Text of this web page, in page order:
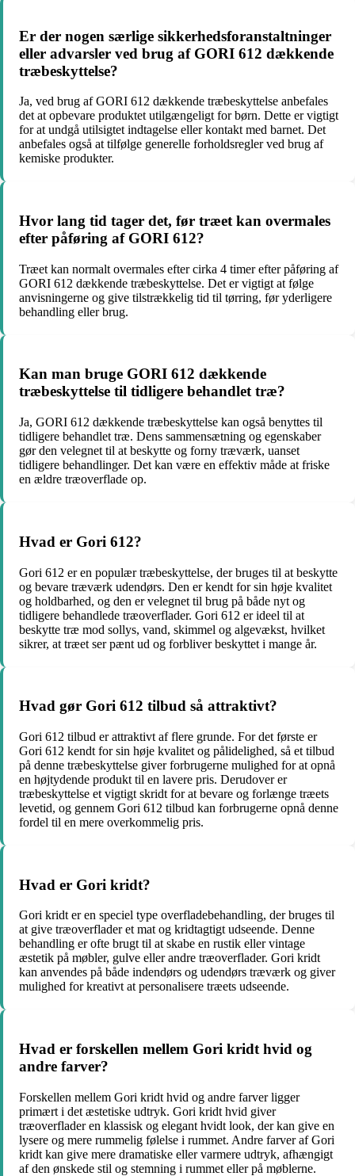
Er der nogen særlige sikkerhedsforanstaltninger
eller advarsler ved brug af GORI 612 dækkende
træbeskyttelse?
Ja, ved brug af GORI 612 dækkende træbeskyttelse anbefales
det at opbevare produktet utilgængeligt for børn. Dette er vigtigt
for at undgå utilsigtet indtagelse eller kontakt med barnet. Det
anbefales også at tilfølge generelle forholdsregler ved brug af
kemiske produkter.
Hvor lang tid tager det, før træet kan overmales
efter påføring af GORI 612?
Træet kan normalt overmales efter cirka 4 timer efter påføring af
GORI 612 dækkende træbeskyttelse. Det er vigtigt at følge
anvisningerne og give tilstrækkelig tid til tørring, før yderligere
behandling eller brug.
Kan man bruge GORI 612 dækkende
træbeskyttelse til tidligere behandlet træ?
Ja, GORI 612 dækkende træbeskyttelse kan også benyttes til
tidligere behandlet træ. Dens sammensætning og egenskaber
gør den velegnet til at beskytte og forny træværk, uanset
tidligere behandlinger. Det kan være en effektiv måde at friske
en ældre træoverflade op.
Hvad er Gori 612?
Gori 612 er en populær træbeskyttelse, der bruges til at beskytte
og bevare træværk udendørs. Den er kendt for sin høje kvalitet
og holdbarhed, og den er velegnet til brug på både nyt og
tidligere behandlede træoverflader. Gori 612 er ideel til at
beskytte træ mod sollys, vand, skimmel og algevækst, hvilket
sikrer, at træet ser pænt ud og forbliver beskyttet i mange år.
Hvad gør Gori 612 tilbud så attraktivt?
Gori 612 tilbud er attraktivt af flere grunde. For det første er
Gori 612 kendt for sin høje kvalitet og pålidelighed, så et tilbud
på denne træbeskyttelse giver forbrugerne mulighed for at opnå
en højtydende produkt til en lavere pris. Derudover er
træbeskyttelse et vigtigt skridt for at bevare og forlænge træets
levetid, og gennem Gori 612 tilbud kan forbrugerne opnå denne
fordel til en mere overkommelig pris.
Hvad er Gori kridt?
Gori kridt er en speciel type overfladebehandling, der bruges til
at give træoverflader et mat og kridtagtigt udseende. Denne
behandling er ofte brugt til at skabe en rustik eller vintage
æstetik på møbler, gulve eller andre træoverflader. Gori kridt
kan anvendes på både indendørs og udendørs træværk og giver
mulighed for kreativt at personalisere træets udseende.
Hvad er forskellen mellem Gori kridt hvid og
andre farver?
Forskellen mellem Gori kridt hvid og andre farver ligger
primært i det æstetiske udtryk. Gori kridt hvid giver
træoverflader en klassisk og elegant hvidt look, der kan give en
lysere og mere rummelig følelse i rummet. Andre farver af Gori
kridt kan give mere dramatiske eller varmere udtryk, afhængigt
af den ønskede stil og stemning i rummet eller på møblerne.